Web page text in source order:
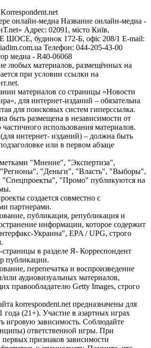
онлайн-медиа Название онлайн-медиа -
Адрес: 02091, місто Київ,
будинок 172-Б, офіс 208/1 E-mail:
Телефон: 044-205-43-00
медиа - R40-06068
любых материалов, размещённых на
при условии ссылки на
материалов со страницы «Новости
для интернет-изданий – обязательна
для поисковых систем гиперссылка.
быть размещена в независимости от
использования материалов.
интернет- изданий) – должна быть
или в первом абзаце
"Мнение", "Экспертиза",
"Регионы", "Деньги", "Власть", "Выборы",
"Спецпроекты", "Промо" публикуются на
создается совместно с
партнерами.
публикация, републикация и
информации, которое содержит
Украина", EPA / UPG, строго
страницы в разделе Я- Корреспондент
публикации.
перепечатка и воспроизведение
или аудиовизуальных материалов,
правообладателю Getty Images, строго
korrespondent.net предназначены для
года (21+). Участие в азартных играх
игровую зависимость. Соблюдайте
ответственной игры. При
признаков зависимости